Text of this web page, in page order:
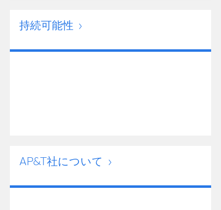
持続可能性
AP&T社について